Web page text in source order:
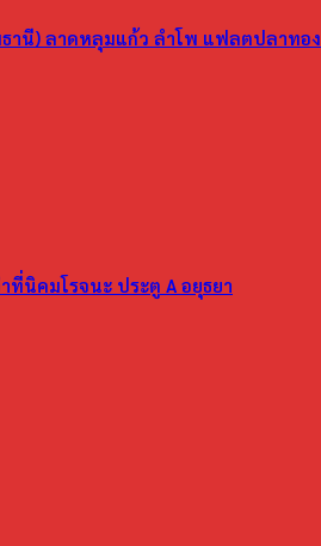
านี) ลาดหลุมแก้ว ลำโพ แฟลตปลาทอง
นิคมโรจนะ ประตู A อยุธยา